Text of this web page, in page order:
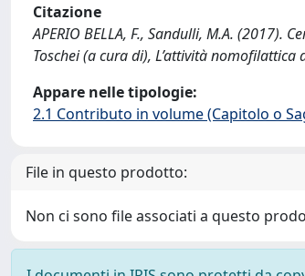
Citazione
APERIO BELLA, F., Sandulli, M.A. (2017).
Toschei (a cura di), L’attività
Appare nelle tipologie:
2.1 Contributo in volume (Capitolo o
File in questo prodotto:
Non ci sono file associati a questo